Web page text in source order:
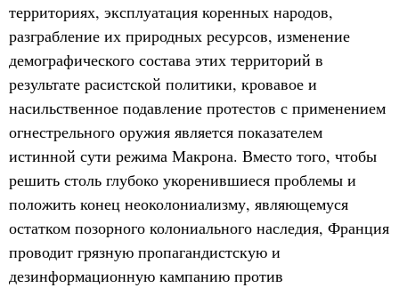
территориях, эксплуатация коренных народов,
разграбление их природных ресурсов, изменение
демографического состава этих территорий в
результате расистской политики, кровавое и
насильственное подавление протестов с применением
огнестрельного оружия является показателем
истинной сути режима Макрона. Вместо того, чтобы
решить столь глубоко укоренившиеся проблемы и
положить конец неоколониализму, являющемуся
остатком позорного колониального наследия, Франция
проводит грязную пропагандистскую и
дезинформационную кампанию против